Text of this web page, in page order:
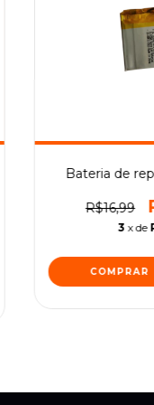
Bateria de
R$16,99
3 x de